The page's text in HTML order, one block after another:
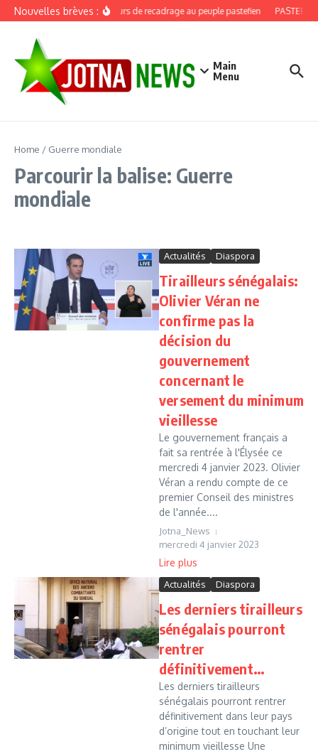
Aller au contenu
Nouvelles brèves :Discours de recadrage au peuple pastefien PASTEF,
Main
Menu
Home / Guerre mondiale
Parcourir la balise: Guerre
mondiale
Actualités Diaspora
Tirailleurs sénégalais:
Olivier Véran ne
confirme pas la
décision du
gouvernement
concernant le
versement du minimum
vieillesse
Le gouvernement français a
fait sa rentrée à l'Élysée ce
mercredi 4 janvier 2023. Olivier
Véran a rendu compte de ce
premier Conseil des ministres
de l'année....
Jotna_News
mercredi 4 janvier 2023
Lire plus
Actualités Diaspora
Les derniers tirailleurs
sénégalais pourront
rentrer
définitivement…
Les derniers tirailleurs
sénégalais pourront rentrer
définitivement dans leur pays
d’origine tout en touchant leur
minimum vieillesse Une